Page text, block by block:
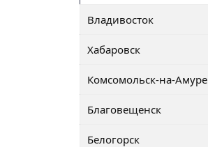
Владивосток
Хабаровск
Комсомольск-на-Амуре
Благовещенск
Белогорск